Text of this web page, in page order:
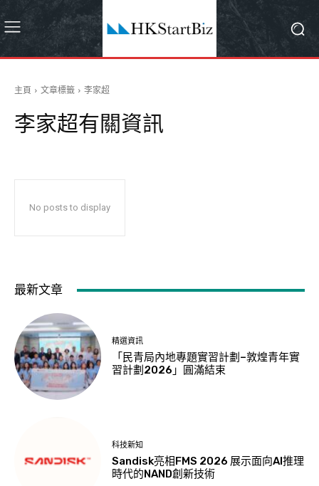
主頁 文章標籤 李家超
李家超有關資訊
No posts to display
最新文章
精選資訊
「民青局內地專題實習計劃–敦煌青年實
習計劃2026」圓滿結束
科技新知
Sandisk亮相FMS 2026 展示面向AI推理
時代的NAND創新技術